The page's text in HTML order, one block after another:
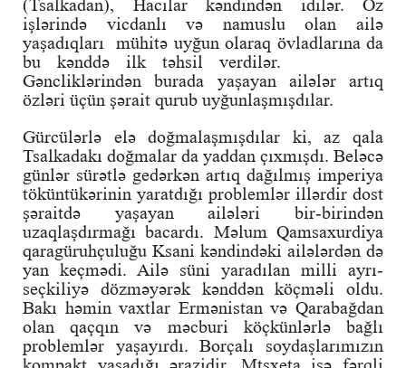
(Tsalkadan), Hacılar kəndindən idilər. Öz
işlərində vicdanlı və namuslu olan ailə
yaşadıqları mühitə uyğun olaraq övladlarına da
bu kənddə ilk təhsil verdilər.
Gəncliklərindən burada yaşayan ailələr artıq
özləri üçün şərait qurub uyğunlaşmışdılar.
Gürcülərlə elə doğmalaşmışdılar ki, az qala
Tsalkadakı doğmalar da yaddan çıxmışdı. Beləcə
günlər sürətlə gedərkən artıq dağılmış imperiya
töküntükərinin yaratdığı problemlər illərdir dost
şəraitdə yaşayan ailələri bir-birindən
uzaqlaşdırmağı bacardı. Məlum Qamsaxurdiya
qaragüruhçuluğu Ksani kəndindəki ailələrdən də
yan keçmədi. Ailə süni yaradılan milli ayrı-
seçkiliyə dözməyərək kənddən köçməli oldu.
Bakı həmin vaxtlar Ermənistan və Qarabağdan
olan qaçqın və məcburi köçkünlərlə bağlı
problemlər yaşayırdı. Borçalı soydaşlarımızın
kompakt yaşadığı ərazidir. Mtsxeta isə fərqli